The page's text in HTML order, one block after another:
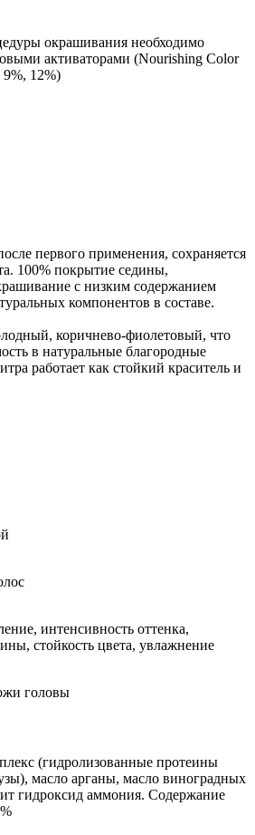
окрашивания необходимо
активаторами (Nourishing Color
12%)
первого применения, сохраняется
100% покрытие седины,
с низким содержанием
компонентов в составе.
коричнево-фиолетовый, что
в натуральные благородные
работает как стойкий краситель и
интенсивность оттенка,
стойкость цвета, увлажнение
головы
(гидролизованные протеины
масло арганы, масло виноградных
гидроксид аммония. Содержание